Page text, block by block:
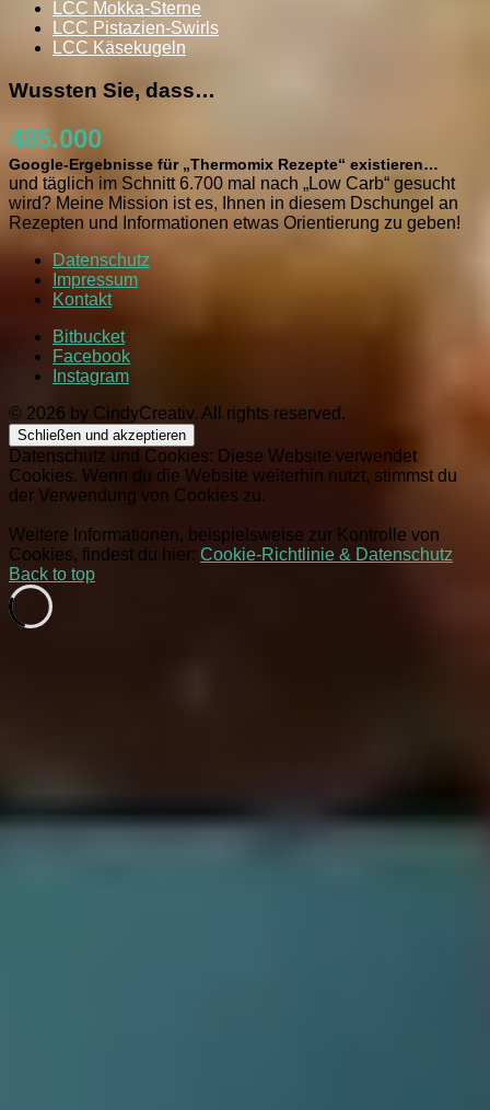
LCC Mokka-Sterne
LCC Pistazien-Swirls
LCC Käsekugeln
Wussten Sie, dass…
485.000
Google-Ergebnisse für „Thermomix Rezepte“ existieren…
und täglich im Schnitt 6.700 mal nach „Low Carb“ gesucht
wird? Meine Mission ist es, Ihnen in diesem Dschungel an
Rezepten und Informationen etwas Orientierung zu geben!
Datenschutz
Impressum
Kontakt
Bitbucket
Facebook
Instagram
© 2026 by CindyCreativ. All rights reserved.
Datenschutz und Cookies: Diese Website verwendet
Cookies. Wenn du die Website weiterhin nutzt, stimmst du
der Verwendung von Cookies zu.
Weitere Informationen, beispielsweise zur Kontrolle von
Cookies, findest du hier: Cookie-Richtlinie & Datenschutz
Back to top